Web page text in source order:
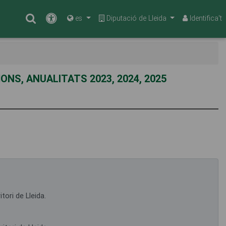
CercarAccessibilitat
es Diputació de Lleida Identifica't
ANUALITATS 2023, 2024, 2025
de Lleida.